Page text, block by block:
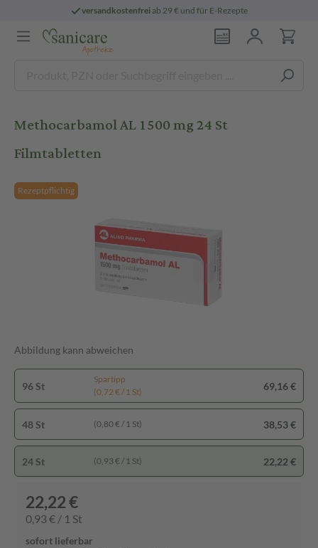
versandkostenfreiab 29 € und für E-Rezepte
Methocarbamol AL 1500 mg 24 St
Filmtabletten
Rezeptpflichtig
Abbildung kann abweichen
96 St
Spartipp
(0,72 € / 1 St)
69,16 €
48 St (0,80 € / 1 St) 38,53 €
24 St (0,93 € / 1 St) 22,22 €
22,22 €
0,93 € / 1 St
sofort lieferbar